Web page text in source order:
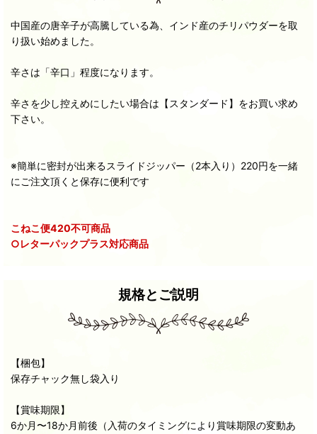
中国産の唐辛子が高騰している為、インド産のチリパウダーを取
り扱い始めました。
辛さは「辛口」程度になります。
辛さを少し控えめにしたい場合は【スタンダード】をお買い求め
下さい。
※簡単に密封が出来るスライドジッパー（2本入り）220円を一緒
にご注文頂くと保存に便利です
こねこ便420不可商品
○レターパックプラス対応商品
規格とご説明
【梱包】
保存チャック無し袋入り
【賞味期限】
6か月〜18か月前後（入荷のタイミングにより賞味期限の変動あ